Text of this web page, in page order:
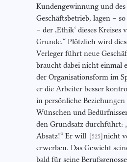
Kundengewinnung und
Geschäftsbetrieb, lagen –
– der ,Ethik‘ dieses
Grunde.“ Plötzlich wird
Verleger führt neue
braucht dabei nicht einmal
der Organisationsform im
er die Arbeiter besser
in persönliche
Wünschen und
den Grundsatz durchführt:
Absatz!“ Er will
[525] nicht
erwerben. Das Gewicht
bald für seine